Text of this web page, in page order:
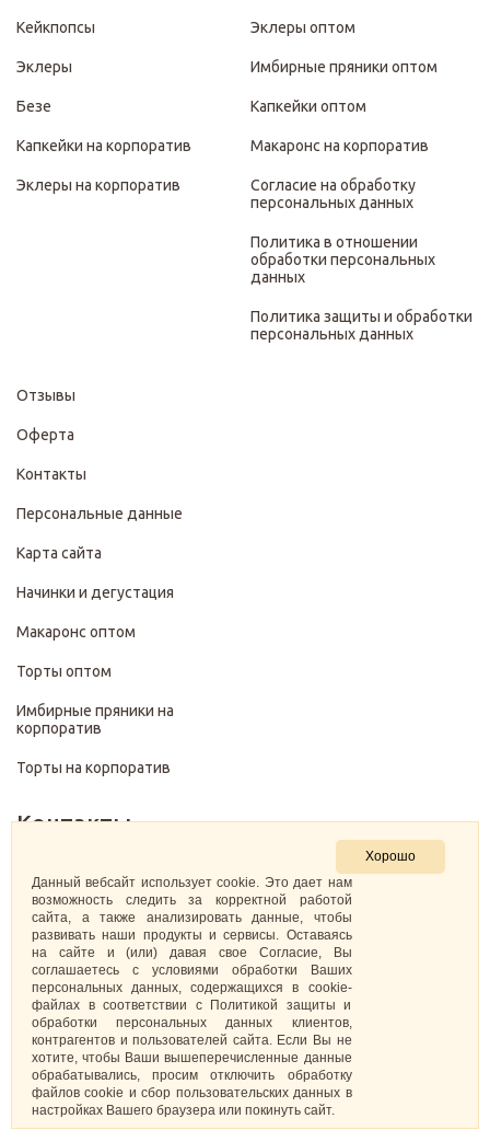
Кейкпопсы
Эклеры
Безе
Капкейки на корпоратив
Эклеры на корпоратив
Эклеры оптом
Имбирные пряники оптом
Капкейки оптом
Макаронс на корпоратив
Согласие на обработку
персональных данных
Политика в отношении
обработки персональных
данных
Политика защиты и обработки
персональных данных
Отзывы
Оферта
Контакты
Персональные данные
Карта сайта
Начинки и дегустация
Макаронс оптом
Торты оптом
Имбирные пряники на
корпоратив
Торты на корпоратив
Контакты
+7 (499) 322-28-29
pirojenka.rf@gmail.com
Москва, Павелецкая набережная 10к1
ИНН: 773575794220
Самозанятая Кретова Анастасия Юрьевна
Хорошо
Данный вебсайт использует cookie. Это дает нам
возможность следить за корректной работой
сайта, а также анализировать данные, чтобы
развивать наши продукты и сервисы. Оставаясь
на сайте и (или) давая свое Согласие, Вы
соглашаетесь с условиями обработки Ваших
персональных данных, содержащихся в cookie-
файлах в соответствии с Политикой защиты и
обработки персональных данных клиентов,
контрагентов и пользователей сайта. Если Вы не
хотите, чтобы Ваши вышеперечисленные данные
обрабатывались, просим отключить обработку
файлов cookie и сбор пользовательских данных в
настройках Вашего браузера или покинуть сайт.